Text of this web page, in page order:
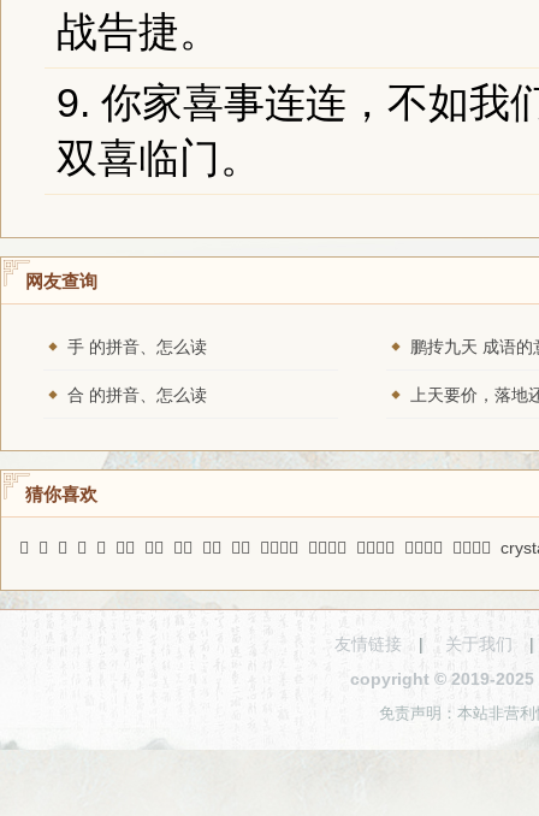
战告捷。
9. 你家喜事连连，不如我
双喜临门。
网友查询
手 的拼音、怎么读 鹏抟九天 成语的
合 的拼音、怎么读
猜你喜欢
𧑭 垒 窥 胪 𤯋 庭趋 项氏 誊录 六甲 资级 揽辔中原 五方杂处 除秽布新 巧能成事 道头知尾
友情链接 | 关于我们
copyright © 2019-2025
免责声明：本站非营